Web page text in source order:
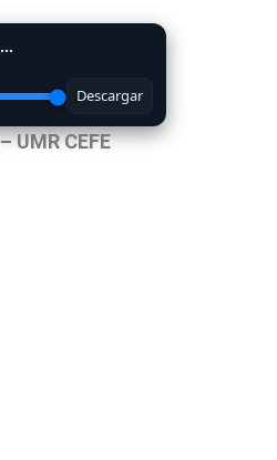
Escuchar el Audio de la Presentación
Descargar
UMR CEFE